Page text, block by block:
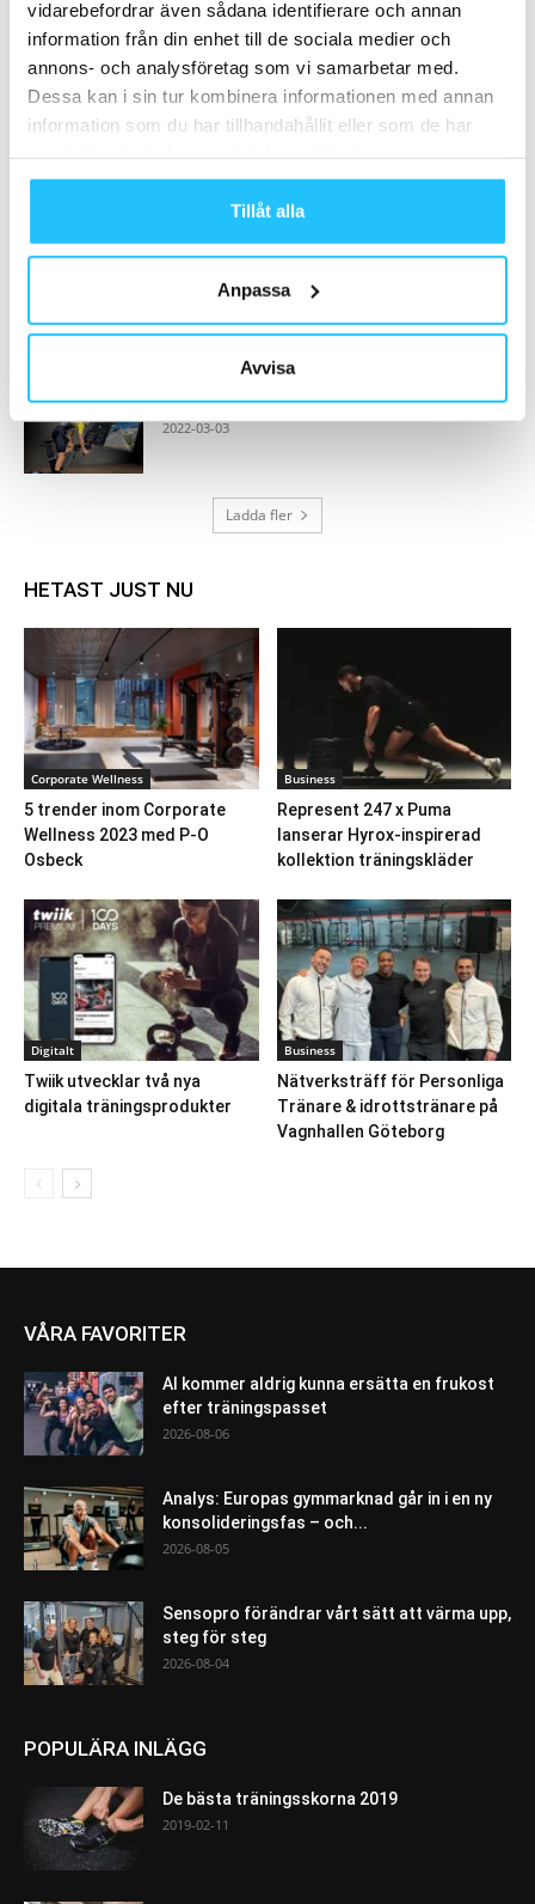
vidarebefordrar även sådana identifierare och annan
information från din enhet till de sociala medier och
annons- och analysföretag som vi samarbetar med.
Dessa kan i sin tur kombinera informationen med annan
information som du har tillhandahållit eller som de har
Tillåt alla
Anpassa
Avvisa
MEST POPULÄRA
Boutique fitness boomar – ny rapport
avslöjar trenderna!
2018-08-22
Sweaty Business lanserar internationell
2025-11-16
Technogym Ride – den nya allt-i-ett cykeln
2022-03-03
Ladda fler
HETAST JUST NU
Corporate Wellness
5 trender inom Corporate
Wellness 2023 med P-O
Osbeck
Business
Represent 247 x Puma
lanserar Hyrox-inspirerad
kollektion träningskläder
Digitalt
Twiik utvecklar två nya
digitala träningsprodukter
Business
Nätverksträff för Personliga
Tränare & idrottstränare på
Vagnhallen Göteborg
VÅRA FAVORITER
AI kommer aldrig kunna ersätta en frukost
efter träningspasset
2026-08-06
Analys: Europas gymmarknad går in i en ny
konsolideringsfas – och...
2026-08-05
Sensopro förändrar vårt sätt att värma upp,
steg för steg
2026-08-04
POPULÄRA INLÄGG
De bästa träningsskorna 2019
2019-02-11